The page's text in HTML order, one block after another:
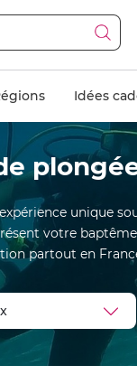
Idées
unique
votre
partout en